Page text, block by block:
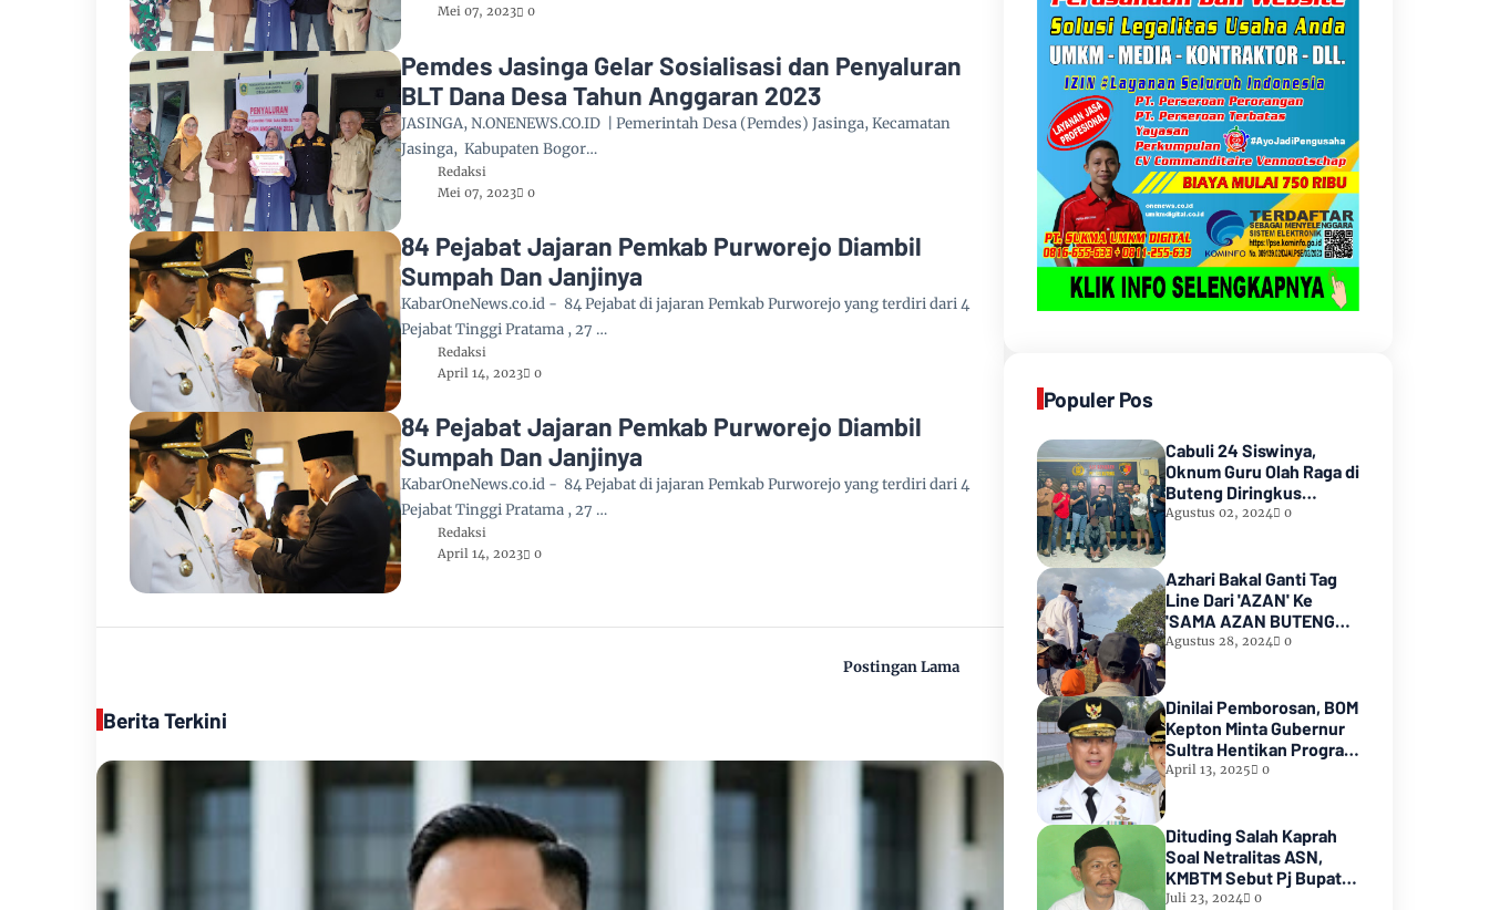
Mei 07, 2023
0
Pemdes Jasinga Gelar Sosialisasi dan Penyaluran
BLT Dana Desa Tahun Anggaran 2023
JASINGA, N.ONENEWS.CO.ID | Pemerintah Desa (Pemdes) Jasinga, Kecamatan
Jasinga, Kabupaten Bogor…
Redaksi
Mei 07, 2023
0
84 Pejabat Jajaran Pemkab Purworejo Diambil
Sumpah Dan Janjinya
KabarOneNews.co.id - 84 Pejabat di jajaran Pemkab Purworejo yang terdiri dari 4
Pejabat Tinggi Pratama , 27 …
Redaksi
April 14, 2023
0
84 Pejabat Jajaran Pemkab Purworejo Diambil
Sumpah Dan Janjinya
KabarOneNews.co.id - 84 Pejabat di jajaran Pemkab Purworejo yang terdiri dari 4
Pejabat Tinggi Pratama , 27 …
Redaksi
April 14, 2023
0
Postingan Lama
Berita Terkini
Populer Pos
Cabuli 24 Siswinya,
Oknum Guru Olah Raga di
Buteng Diringkus
Resmob Buteng
Agustus 02, 2024 0
Azhari Bakal Ganti Tag
Line Dari 'AZAN' Ke
'SAMA AZAN BUTENG
BERAMAL' Begini
Agustus 28, 2024 0
Dinilai Pemborosan, BOM
Kepton Minta Gubernur
Sultra Hentikan Program
Udang Vaname Bupati
April 13, 2025 0
Dituding Salah Kaprah
Soal Netralitas ASN,
KMBTM Sebut Pj Bupati
Buteng Tutupi
Juli 23, 2024 0